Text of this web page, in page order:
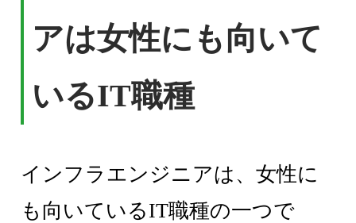
アは女性にも向いて
いるIT職種
インフラエンジニアは、女性に
も向いているIT職種の一つで